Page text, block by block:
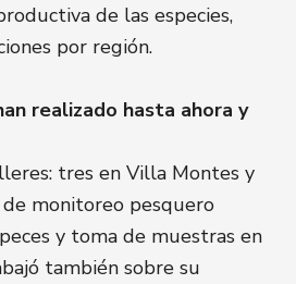
de las especies,
por región.
realizado hasta ahora y
tres en Villa Montes y
monitoreo pesquero
y toma de muestras en
también sobre su